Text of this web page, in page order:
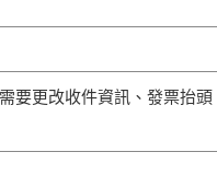
要更改收件資訊、發票抬